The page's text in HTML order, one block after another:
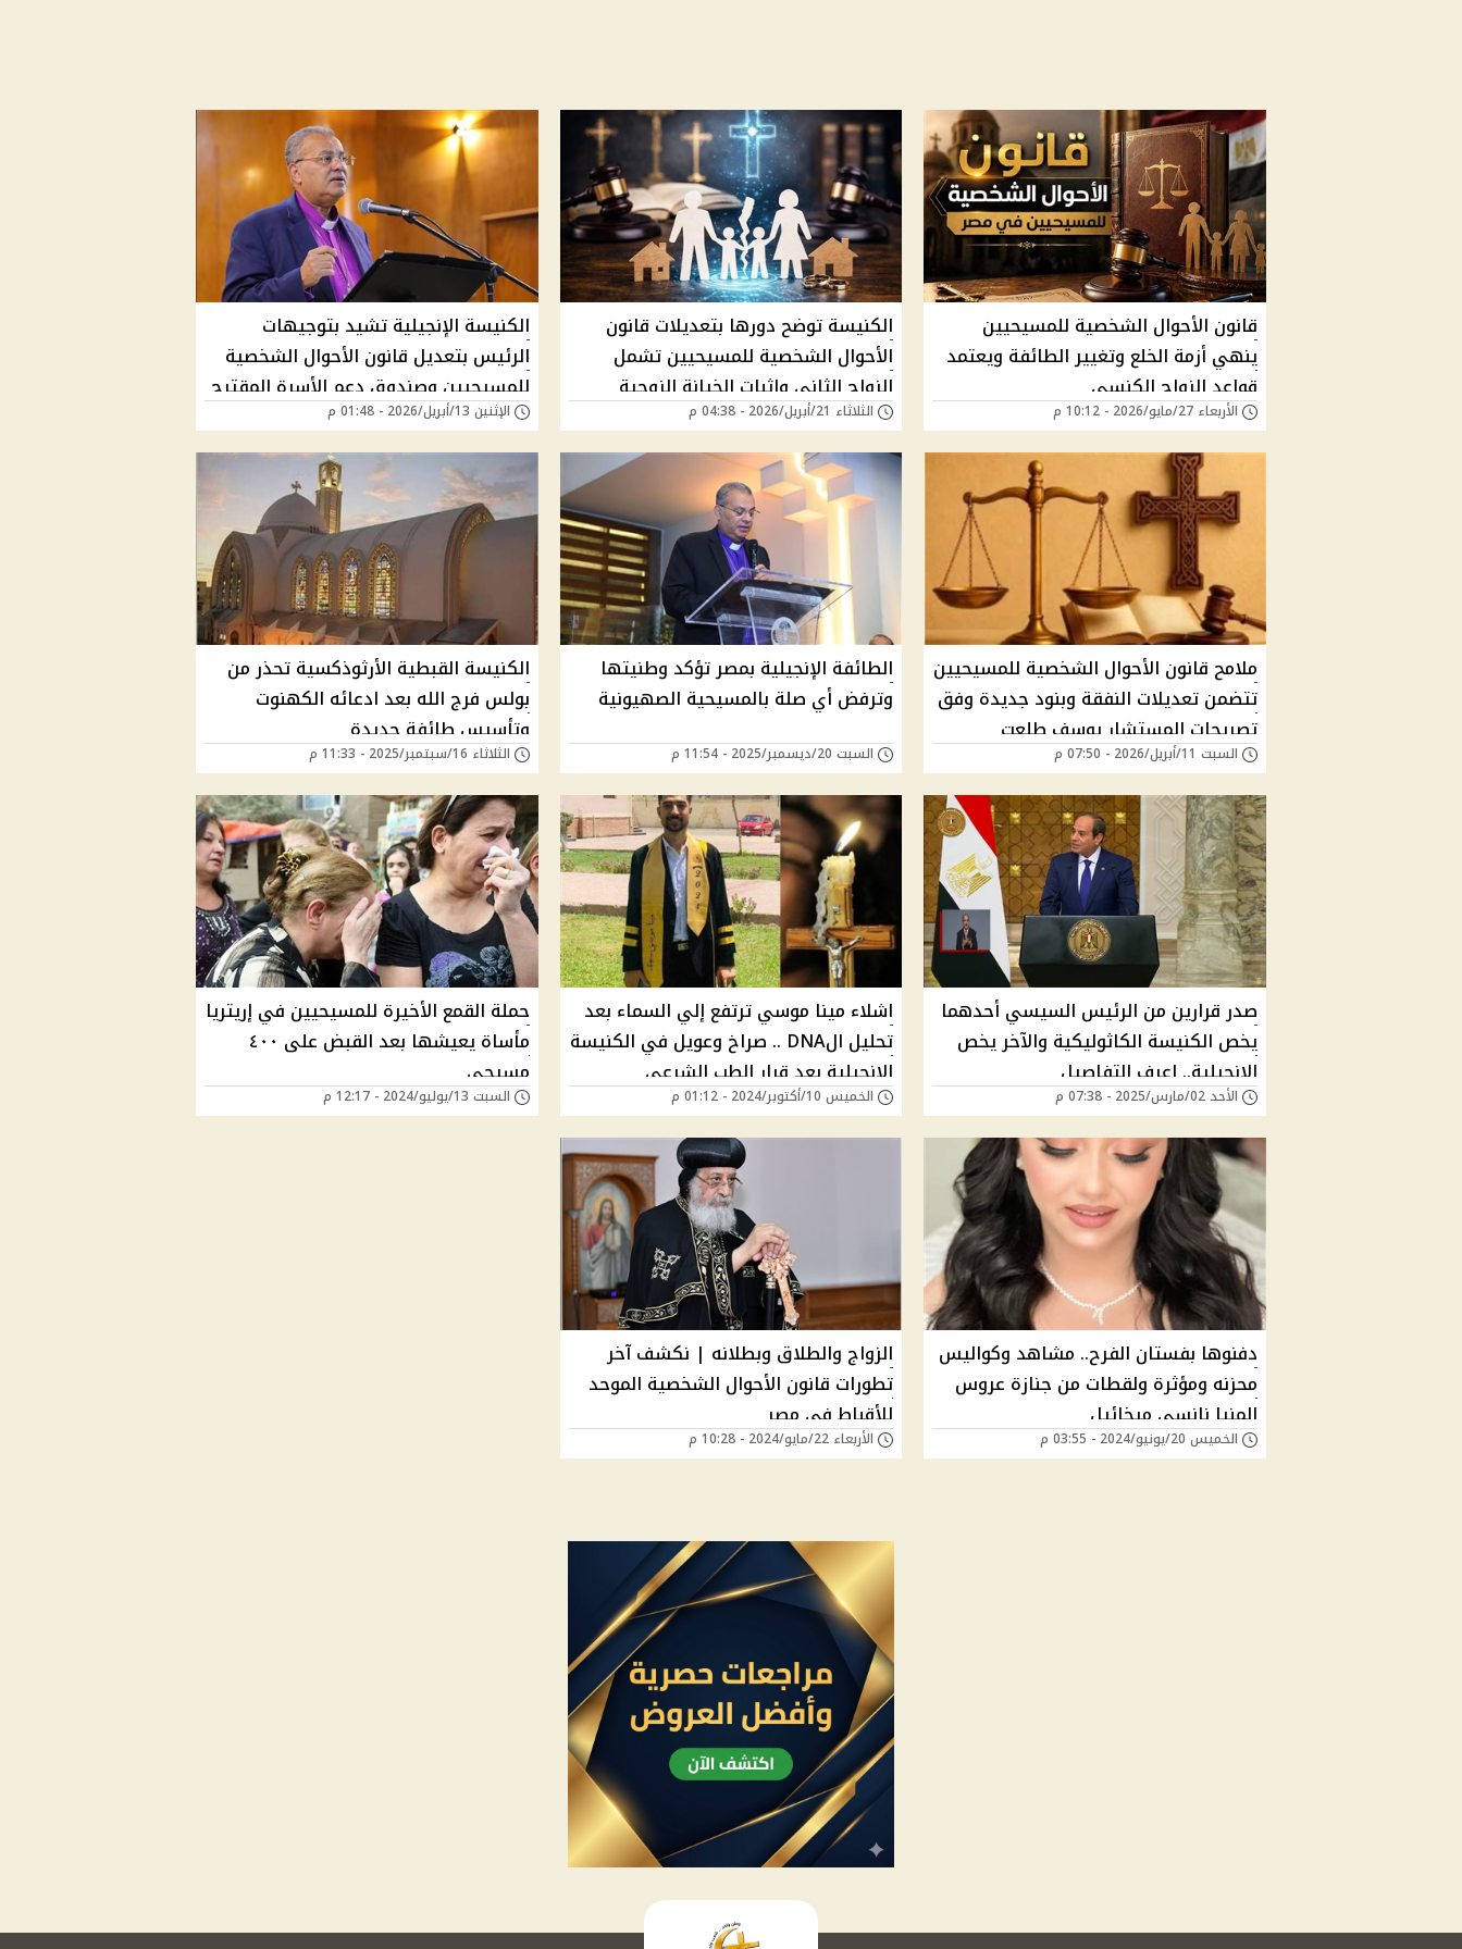
قانون الأحوال الشخصية للمسيحيين
ينهي أزمة الخلع وتغيير الطائفة ويعتمد
قواعد الزواج الكنسي
الأربعاء 27/مايو/2026 - 10:12 م
الكنيسة توضح دورها بتعديلات قانون
الأحوال الشخصية للمسيحيين تشمل
الزواج الثاني وإثبات الخيانة الزوجية
والتبني
الثلاثاء 21/أبريل/2026 - 04:38 م
الكنيسة الإنجيلية تشيد بتوجيهات
الرئيس بتعديل قانون الأحوال الشخصية
للمسيحيين وصندوق دعم الأسرة المقترح
الإثنين 13/أبريل/2026 - 01:48 م
ملامح قانون الأحوال الشخصية للمسيحيين
تتضمن تعديلات النفقة وبنود جديدة وفق
تصريحات المستشار يوسف طلعت
السبت 11/أبريل/2026 - 07:50 م
الطائفة الإنجيلية بمصر تؤكد وطنيتها
وترفض أي صلة بالمسيحية الصهيونية
السبت 20/ديسمبر/2025 - 11:54 م
الكنيسة القبطية الأرثوذكسية تحذر من
بولس فرج الله بعد ادعائه الكهنوت
وتأسيس طائفة جديدة
الثلاثاء 16/سبتمبر/2025 - 11:33 م
صدر قرارين من الرئيس السيسي أحدهما
يخص الكنيسة الكاثوليكية والآخر يخص
الإنجيلية.. اعرف التفاصيل
الأحد 02/مارس/2025 - 07:38 م
اشلاء مينا موسي ترتفع إلي السماء بعد
تحليل الDNA .. صراخ وعويل في الكنيسة
الإنجيلية بعد قرار الطب الشرعي
الخميس 10/أكتوبر/2024 - 01:12 م
حملة القمع الأخيرة للمسيحيين في إريتريا
مأساة يعيشها بعد القبض على ٤٠٠
مسيحى
السبت 13/يوليو/2024 - 12:17 م
دفنوها بفستان الفرح.. مشاهد وكواليس
محزنه ومؤثرة ولقطات من جنازة عروس
المنيا نانسى ميخائيل
الخميس 20/يونيو/2024 - 03:55 م
الزواج والطلاق وبطلانه | نكشف آخر
تطورات قانون الأحوال الشخصية الموحد
للأقباط في مصر
الأربعاء 22/مايو/2024 - 10:28 م